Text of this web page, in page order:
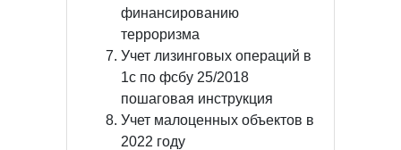
финансированию
терроризма
Учет лизинговых операций в
1с по фсбу 25/2018
пошаговая инструкция
Учет малоценных объектов в
2022 году